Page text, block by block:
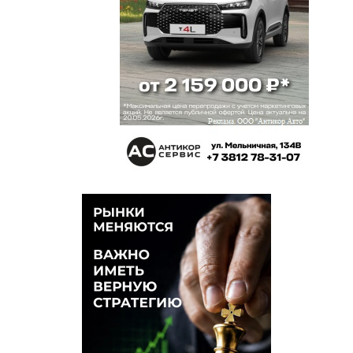
бешенства? Как-то подозрительно себя ведёт
тут один.
Суслик Плут 13 мая 2021 в 14:54:
А вот мое любимое издание предполагает, что
на встрече был выдан карт-бланш на борьбу с
кланами. Для чего нужен Северный обход? Ну не
из-за снижения на 15% загрузки центра города
предлагается потратить 40 с лишним
миллиардов (а по факту умножай на 1,5). Обход
Каракоз 13 мая 2021 в 11:57:
Запутаешься тут. Ой, я это вслух подумал?!
Анастасия Павлова 13 мая 2021 в 11:46:
Про карантин — это не наша прозаическая
выдумка. О том, что АЛБ две недели
выдерживал перед встречей с ВВП, сообщали